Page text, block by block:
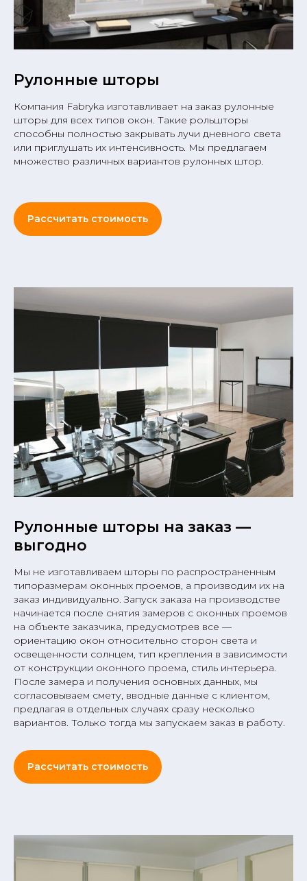
Рулонные шторы
Компания Fabryka изготавливает на заказ рулонные
шторы для всех типов окон. Такие рольшторы
способны полностью закрывать лучи дневного света
или приглушать их интенсивность. Мы предлагаем
множество различных вариантов рулонных штор.
Рассчитать стоимость
Рулонные шторы на заказ —
выгодно
Мы не изготавливаем шторы по распространенным
типоразмерам оконных проемов, а производим их на
заказ индивидуально. Запуск заказа на производстве
начинается после снятия замеров с оконных проемов
на объекте заказчика, предусмотрев все —
ориентацию окон относительно сторон света и
освещенности солнцем, тип крепления в зависимости
от конструкции оконного проема, стиль интерьера.
После замера и получения основных данных, мы
согласовываем смету, вводные данные с клиентом,
предлагая в отдельных случаях сразу несколько
вариантов. Только тогда мы запускаем заказ в работу.
Рассчитать стоимость